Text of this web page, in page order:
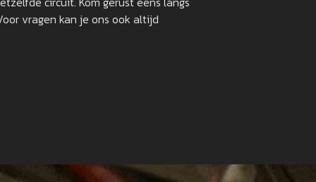
vragen kan je ons ook altijd